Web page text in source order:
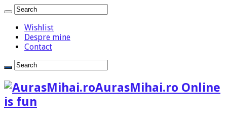
Wishlist
Despre mine
Contact
AurasMihai.ro Online
is fun